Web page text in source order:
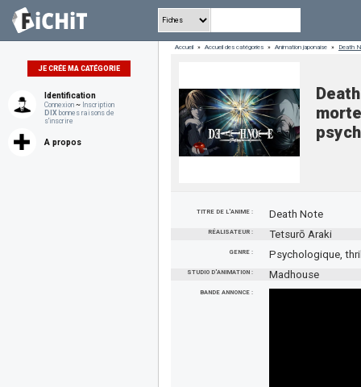
JE CRÉE MA CATÉGORIE
Identification
Connexion ~ Inscription
DIX bonnes raisons de
s'inscrire
A propos
Accueil » Accueil des catégories » Animation japonaise » Death
TITRE DE L'ANIME : Death Note
RÉALISATEUR : Tetsurō Araki
GENRE : Psychologique,
STUDIO D'ANIMATION : Madhouse
BANDE ANNONCE :